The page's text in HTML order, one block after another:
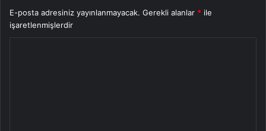
E-posta adresiniz yayınlanmayacak. Gerekli alanlar * ile
işaretlenmişlerdir